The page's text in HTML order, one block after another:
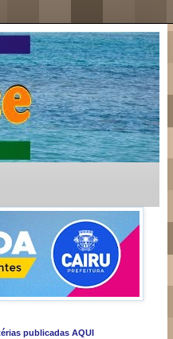
publicadas AQUI